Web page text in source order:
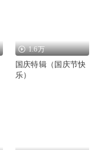
1.6万
国庆特辑（国庆节快
乐）